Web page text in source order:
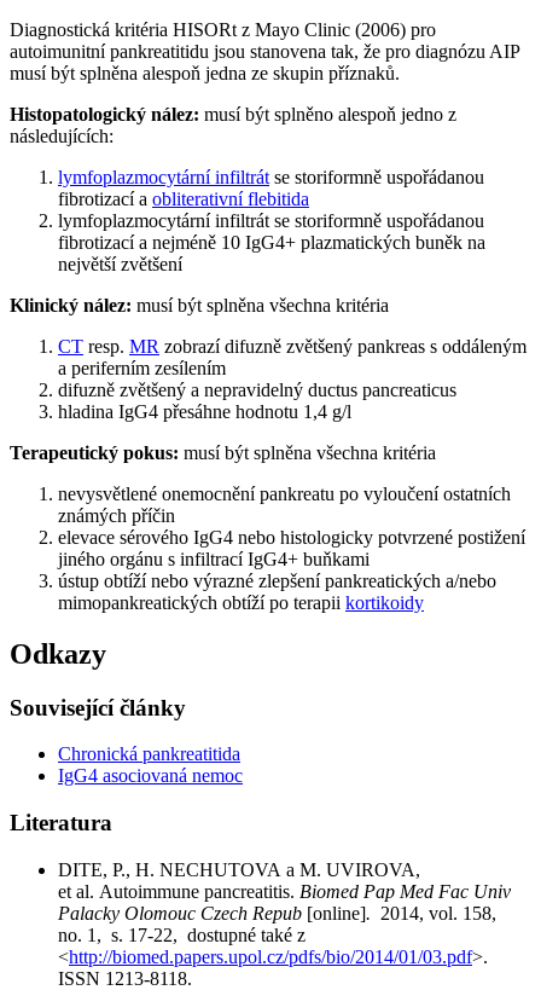
Diagnostická kritéria HISORt z Mayo Clinic (2006) pro
autoimunitní pankreatitidu jsou stanovena tak, že pro diagnózu AIP
musí být splněna alespoň jedna ze skupin příznaků.
Histopatologický nález: musí být splněno alespoň jedno z
následujících:
lymfoplazmocytární infiltrát se storiformně uspořádanou
fibrotizací a obliterativní flebitida
lymfoplazmocytární infiltrát se storiformně uspořádanou
fibrotizací a nejméně 10 IgG4+ plazmatických buněk na
největší zvětšení
Klinický nález: musí být splněna všechna kritéria
CT resp. MR zobrazí difuzně zvětšený pankreas s oddáleným
a periferním zesílením
difuzně zvětšený a nepravidelný ductus pancreaticus
hladina IgG4 přesáhne hodnotu 1,4 g/l
Terapeutický pokus: musí být splněna všechna kritéria
nevysvětlené onemocnění pankreatu po vyloučení ostatních
známých příčin
elevace sérového IgG4 nebo histologicky potvrzené postižení
jiného orgánu s infiltrací IgG4+ buňkami
ústup obtíží nebo výrazné zlepšení pankreatických a/nebo
mimopankreatických obtíží po terapii kortikoidy
Odkazy
Související články
Chronická pankreatitida
IgG4 asociovaná nemoc
Literatura
DITE, P., H. NECHUTOVA a M. UVIROVA,
et al. Autoimmune pancreatitis. Biomed Pap Med Fac Univ
Palacky Olomouc Czech Repub [online]. 2014, vol. 158,
no. 1, s. 17-22, dostupné také z
<http://biomed.papers.upol.cz/pdfs/bio/2014/01/03.pdf>.
ISSN 1213-8118.